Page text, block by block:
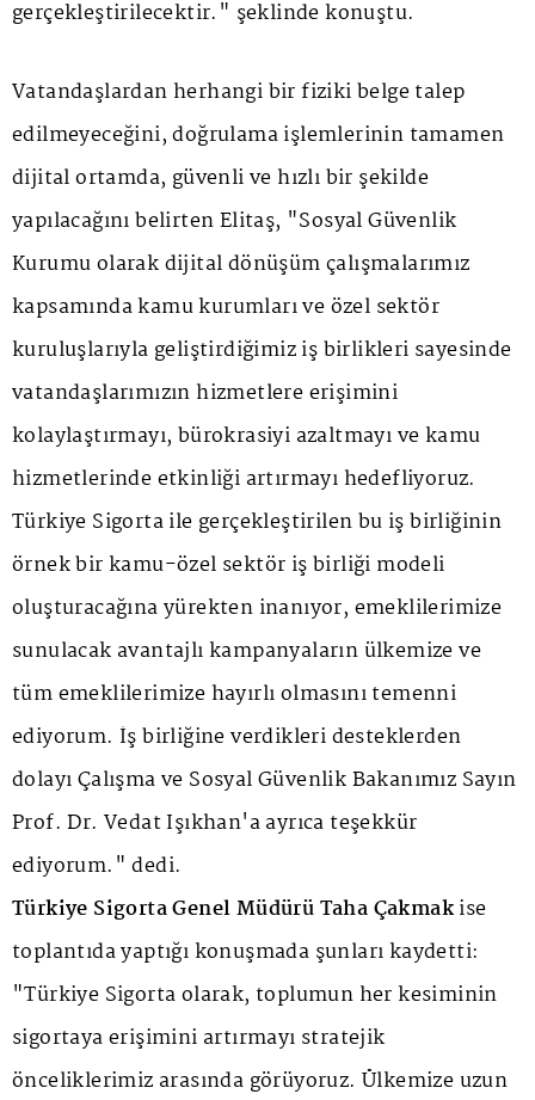
gerçekleştirilecektir." şeklinde konuştu.
Vatandaşlardan herhangi bir fiziki belge talep
edilmeyeceğini, doğrulama işlemlerinin tamamen
dijital ortamda, güvenli ve hızlı bir şekilde
yapılacağını belirten Elitaş, "Sosyal Güvenlik
Kurumu olarak dijital dönüşüm çalışmalarımız
kapsamında kamu kurumları ve özel sektör
kuruluşlarıyla geliştirdiğimiz iş birlikleri sayesinde
vatandaşlarımızın hizmetlere erişimini
kolaylaştırmayı, bürokrasiyi azaltmayı ve kamu
hizmetlerinde etkinliği artırmayı hedefliyoruz.
Türkiye Sigorta ile gerçekleştirilen bu iş birliğinin
örnek bir kamu-özel sektör iş birliği modeli
oluşturacağına yürekten inanıyor, emeklilerimize
sunulacak avantajlı kampanyaların ülkemize ve
tüm emeklilerimize hayırlı olmasını temenni
ediyorum. İş birliğine verdikleri desteklerden
dolayı Çalışma ve Sosyal Güvenlik Bakanımız Sayın
Prof. Dr. Vedat Işıkhan'a ayrıca teşekkür
ediyorum." dedi.
Türkiye Sigorta Genel Müdürü Taha Çakmakise
toplantıda yaptığı konuşmada şunları kaydetti:
"Türkiye Sigorta olarak, toplumun her kesiminin
sigortaya erişimini artırmayı stratejik
önceliklerimiz arasında görüyoruz. Ülkemize uzun